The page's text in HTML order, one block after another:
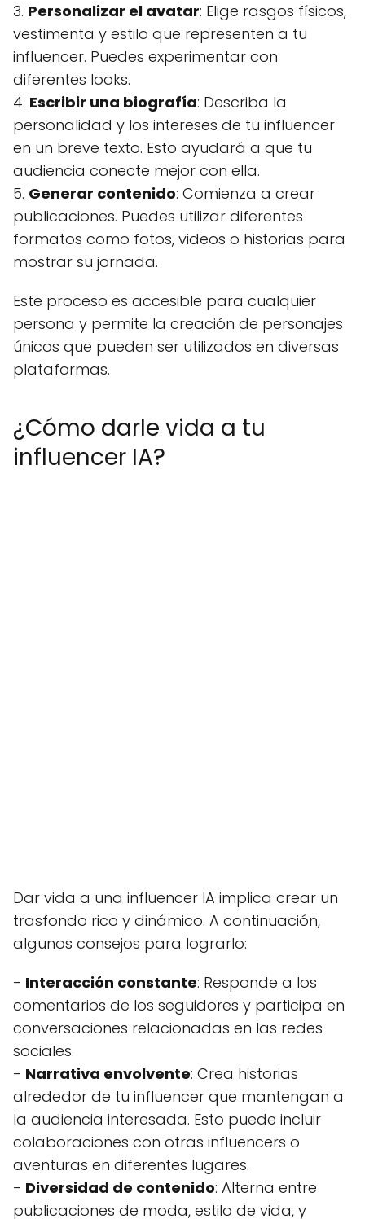
3. Personalizar el avatar: Elige rasgos físicos,
vestimenta y estilo que representen a tu
influencer. Puedes experimentar con
diferentes looks.
4. Escribir una biografía: Describa la
personalidad y los intereses de tu influencer
en un breve texto. Esto ayudará a que tu
audiencia conecte mejor con ella.
5. Generar contenido: Comienza a crear
publicaciones. Puedes utilizar diferentes
formatos como fotos, videos o historias para
mostrar su jornada.
Este proceso es accesible para cualquier
persona y permite la creación de personajes
únicos que pueden ser utilizados en diversas
plataformas.
¿Cómo darle vida a tu
influencer IA?
Dar vida a una influencer IA implica crear un
trasfondo rico y dinámico. A continuación,
algunos consejos para lograrlo:
- Interacción constante: Responde a los
comentarios de los seguidores y participa en
conversaciones relacionadas en las redes
sociales.
- Narrativa envolvente: Crea historias
alrededor de tu influencer que mantengan a
la audiencia interesada. Esto puede incluir
colaboraciones con otras influencers o
aventuras en diferentes lugares.
- Diversidad de contenido: Alterna entre
publicaciones de moda, estilo de vida, y